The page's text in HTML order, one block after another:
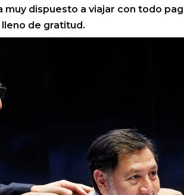
dispuesto a viajar con todo
lleno de gratitud.